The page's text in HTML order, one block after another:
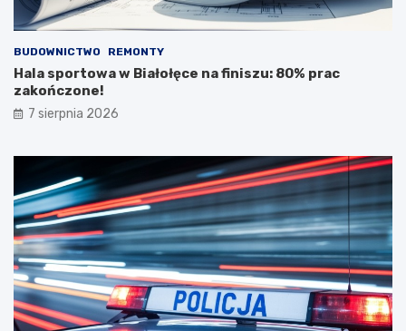
BUDOWNICTWO REMONTY
Hala sportowa w Białołęce na finiszu: 80% prac
zakończone!
7 sierpnia 2026